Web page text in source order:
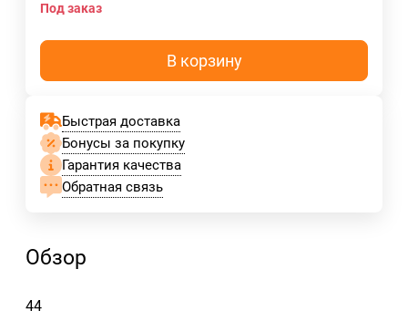
Под заказ
В корзину
Быстрая доставка
Бонусы за покупку
Гарантия качества
Обратная связь
Обзор
44